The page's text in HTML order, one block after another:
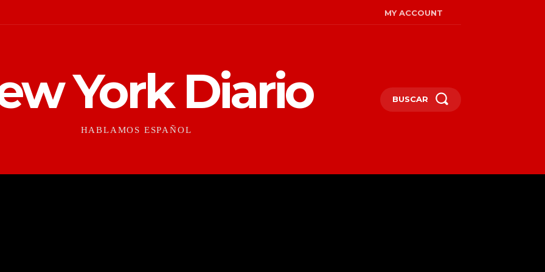
MY ACCOUNT
York Diario
HABLAMOS ESPAÑOL
BUSCAR